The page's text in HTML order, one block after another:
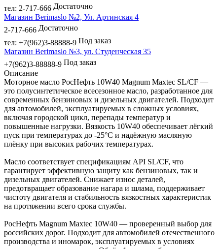
тел: 2-717-666 Достаточно
Магазин Berimaslo №2, Ул. Артинская 4
2-717-666 Достаточно
тел: +7(962)3-88888-9 Под заказ
Магазин Berimaslo №3, ул. Студенческая 35
+7(962)3-88888-9 Под заказ
Описание
Моторное масло РосНефть 10W40 Magnum Maxtec SL/CF —
это полусинтетическое всесезонное масло, разработанное для
современных бензиновых и дизельных двигателей. Подходит
для автомобилей, эксплуатируемых в сложных условиях,
включая городской цикл, перепады температур и
повышенные нагрузки. Вязкость 10W40 обеспечивает лёгкий
пуск при температурах до -25°C и надёжную масляную
плёнку при высоких рабочих температурах.
Масло соответствует спецификациям API SL/CF, что
гарантирует эффективную защиту как бензиновых, так и
дизельных двигателей. Снижает износ деталей,
предотвращает образование нагара и шлама, поддерживает
чистоту двигателя и стабильность вязкостных характеристик
на протяжении всего срока службы.
РосНефть Magnum Maxtec 10W40 — проверенный выбор для
российских дорог. Подходит для автомобилей отечественного
производства и иномарок, эксплуатируемых в условиях